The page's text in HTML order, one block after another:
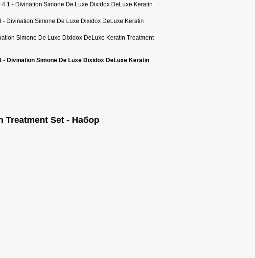
- Divination Simone De Luxe Dixidox DeLuxe Keratin
Divination Simone De Luxe Dixidox DeLuxe Keratin
Simone De Luxe Dixidox DeLuxe Keratin Treatment
Simone De Luxe Dixidox DeLuxe Keratin
Treatment Set - Набор